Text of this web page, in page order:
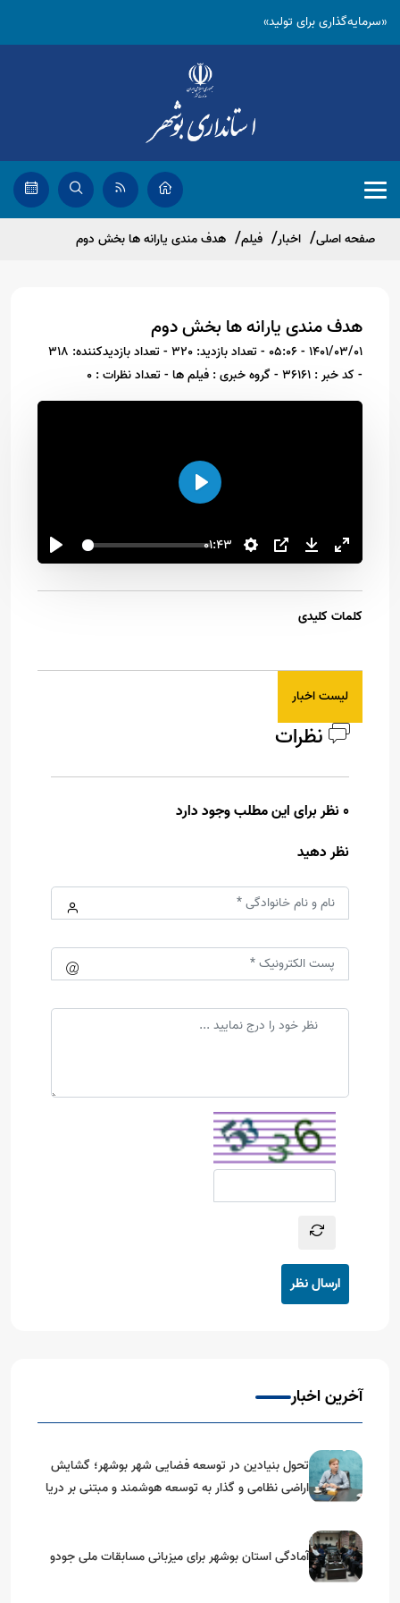
«سرمایه‌گذاری برای تولید»
صفحه اصلی اخبار فیلم هدف مندی یارانه ها بخش دوم
هدف مندی یارانه ها بخش دوم
1401/03/01 - 05:06 - تعداد بازدید: 320
- تعداد بازدیدکننده: 318
- کد خبر : 36161
- گروه خبری : فیلم ها - تعداد نظرات : 0
01:43
اجرا
کلمات کلیدی
لیست اخبار
نظرات
0 نظر برای این مطلب وجود دارد
نظر دهید
ارسال نظر
آخرین اخبار
تحول بنیادین در توسعه فضایی شهر بوشهر؛ گشایش
اراضی نظامی و گذار به توسعه هوشمند و مبتنی بر دریا
آمادگی استان بوشهر برای میزبانی مسابقات ملی جودو